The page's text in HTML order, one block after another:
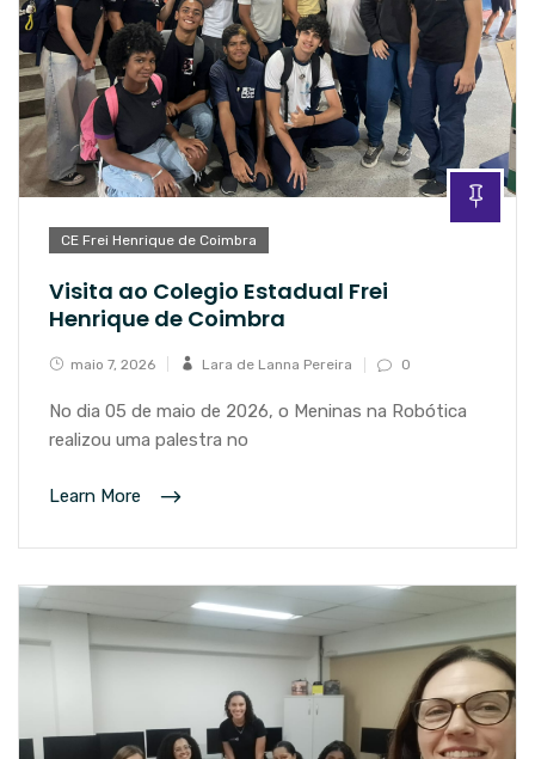
CE Frei Henrique de Coimbra
Visita ao Colegio Estadual Frei
Henrique de Coimbra
maio 7, 2026 Lara de Lanna Pereira 0
No dia 05 de maio de 2026, o Meninas na Robótica
realizou uma palestra no
Learn More